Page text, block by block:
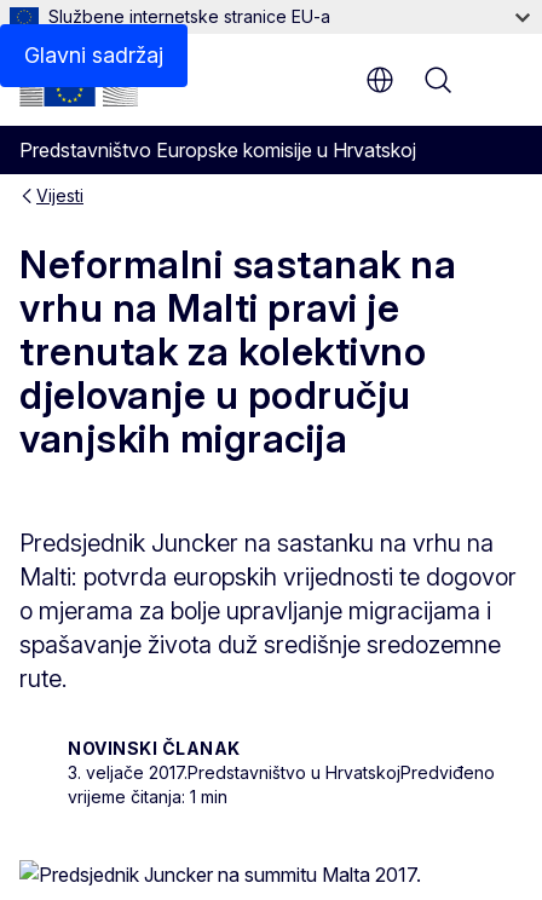
Glavni sadržaj
Službene internetske stranice EU-a
Predstavništvo Europske komisije u Hrvatskoj
Menu
Vijesti
Neformalni sastanak na
vrhu na Malti pravi je
trenutak za kolektivno
djelovanje u području
vanjskih migracija
Predsjednik Juncker na sastanku na vrhu na
Malti: potvrda europskih vrijednosti te dogovor
o mjerama za bolje upravljanje migracijama i
spašavanje života duž središnje sredozemne
rute.
NOVINSKI ČLANAK
3. veljače 2017.Predstavništvo u HrvatskojPredviđeno
vrijeme čitanja: 1 min